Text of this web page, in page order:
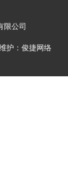
限公司
护：俊捷网络